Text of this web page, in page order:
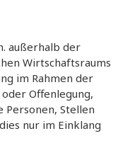
außerhalb der
Wirtschaftsraums
im Rahmen der
Offenlegung,
Personen, Stellen
nur im Einklang